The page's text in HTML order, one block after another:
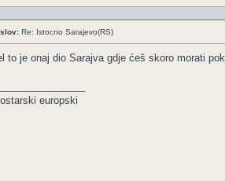
Re: Istocno Sarajevo(RS)
to je onaj dio Sarajva gdje ćeš skoro morati
europski